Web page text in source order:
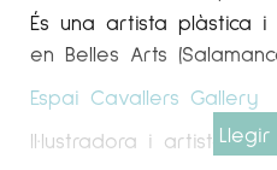
És una artista plàstica i
en Belles Arts
Espai Cavallers Gallery
Il·lustradora i artista